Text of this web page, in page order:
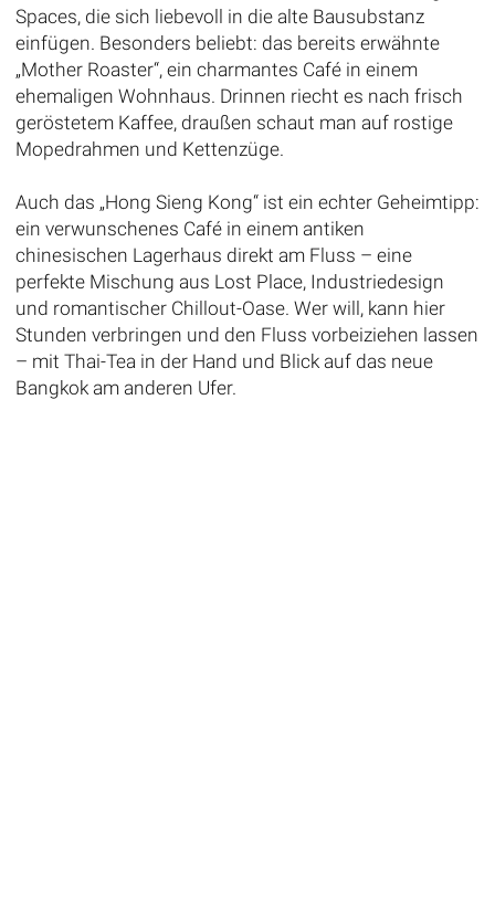
Spaces, die sich liebevoll in die alte Bausubstanz
einfügen. Besonders beliebt: das bereits erwähnte
„Mother Roaster“, ein charmantes Café in einem
ehemaligen Wohnhaus. Drinnen riecht es nach frisch
geröstetem Kaffee, draußen schaut man auf rostige
Mopedrahmen und Kettenzüge.
Auch das „Hong Sieng Kong“ ist ein echter Geheimtipp:
ein verwunschenes Café in einem antiken
chinesischen Lagerhaus direkt am Fluss – eine
perfekte Mischung aus Lost Place, Industriedesign
und romantischer Chillout-Oase. Wer will, kann hier
Stunden verbringen und den Fluss vorbeiziehen lassen
– mit Thai-Tea in der Hand und Blick auf das neue
Bangkok am anderen Ufer.